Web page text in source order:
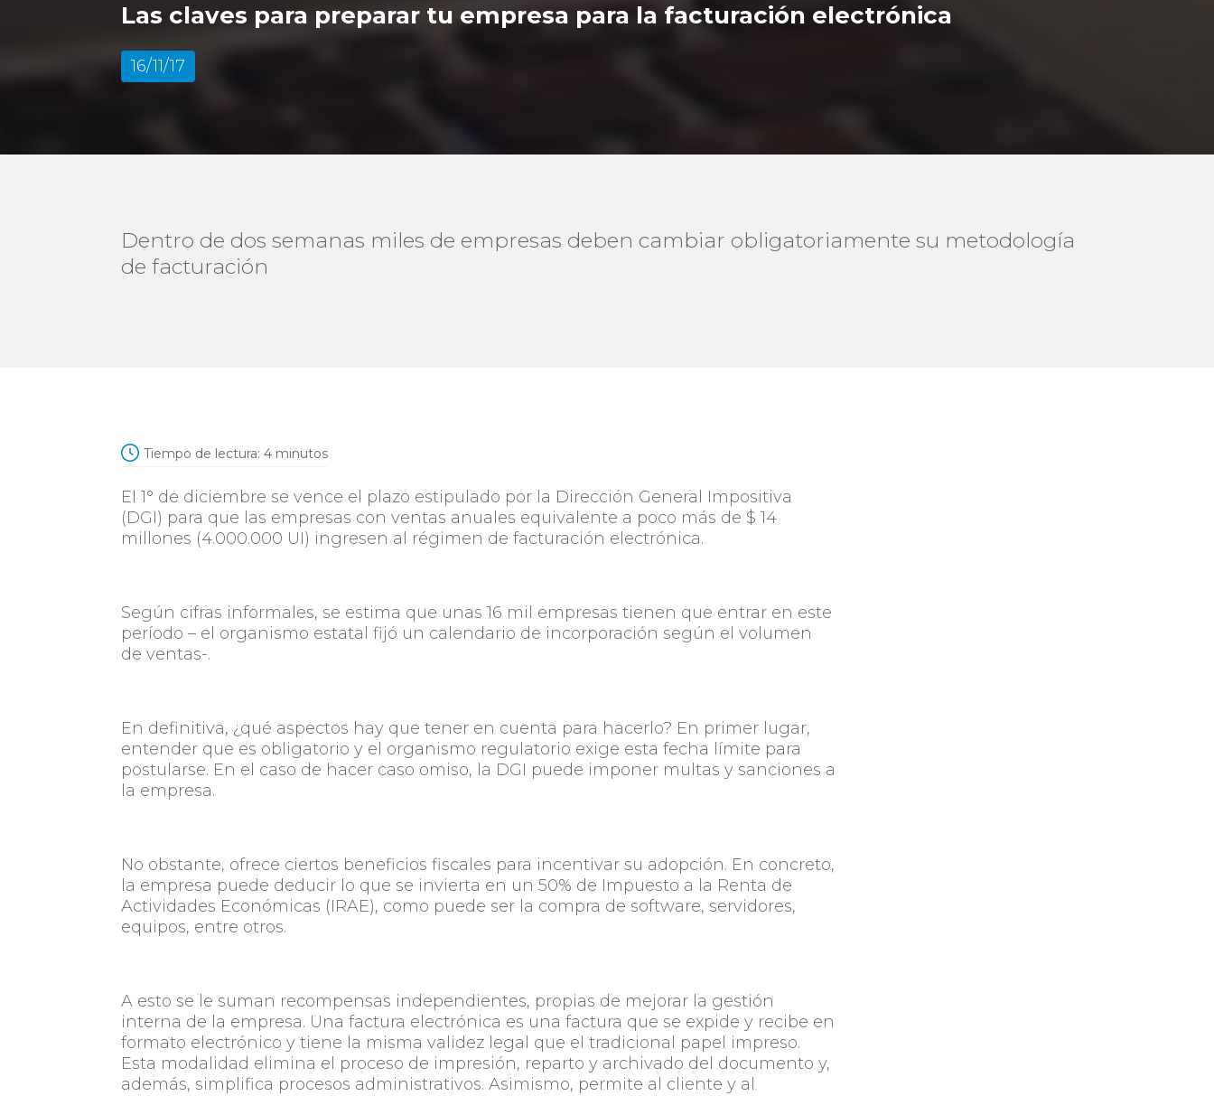
Las claves para preparar tu empresa para la facturación electrónica
16/11/17
Dentro de dos semanas miles de empresas deben cambiar obligatoriamente su metodología
de facturación
Tiempo de lectura: 4 minutos
El 1° de diciembre se vence el plazo estipulado por la Dirección General Impositiva
(DGI) para que las empresas con ventas anuales equivalente a poco más de $ 14
millones (4.000.000 UI) ingresen al régimen de facturación electrónica.
Según cifras informales, se estima que unas 16 mil empresas tienen que entrar en este
período – el organismo estatal fijó un calendario de incorporación según el volumen
de ventas-.
En definitiva, ¿qué aspectos hay que tener en cuenta para hacerlo? En primer lugar,
entender que es obligatorio y el organismo regulatorio exige esta fecha límite para
postularse. En el caso de hacer caso omiso, la DGI puede imponer multas y sanciones a
la empresa.
No obstante, ofrece ciertos beneficios fiscales para incentivar su adopción. En concreto,
la empresa puede deducir lo que se invierta en un 50% de Impuesto a la Renta de
Actividades Económicas (IRAE), como puede ser la compra de software, servidores,
equipos, entre otros.
A esto se le suman recompensas independientes, propias de mejorar la gestión
interna de la empresa. Una factura electrónica es una factura que se expide y recibe en
formato electrónico y tiene la misma validez legal que el tradicional papel impreso.
Esta modalidad elimina el proceso de impresión, reparto y archivado del documento y,
además, simplifica procesos administrativos. Asimismo, permite al cliente y al